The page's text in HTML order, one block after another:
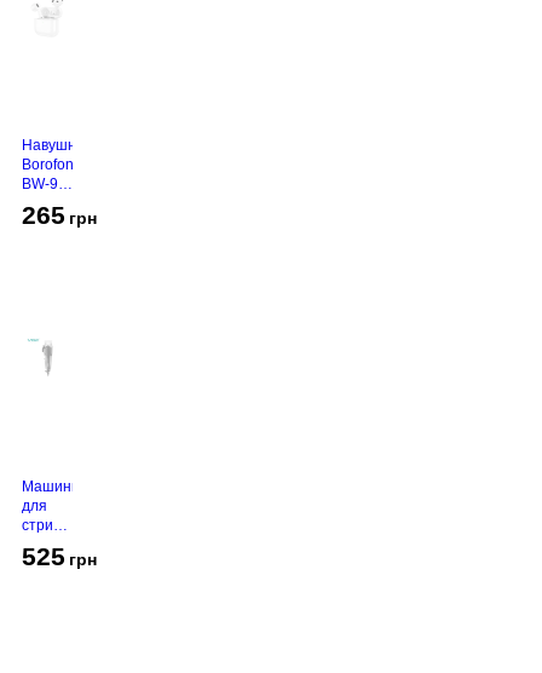
Навушники
Borofone
BW-94
White
265 грн
Машинка
для
стрижки
VGR V-
130
525 грн